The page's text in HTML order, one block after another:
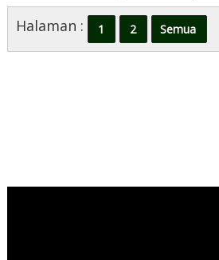
Halaman :
1 2 Semua